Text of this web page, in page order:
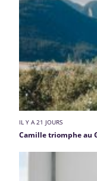
IL Y A 21 JOURS
Camille triomphe au